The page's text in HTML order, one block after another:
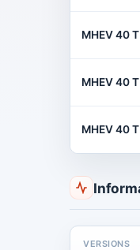
MHEV 40
MHEV 40
MHEV 40
VERSIONS